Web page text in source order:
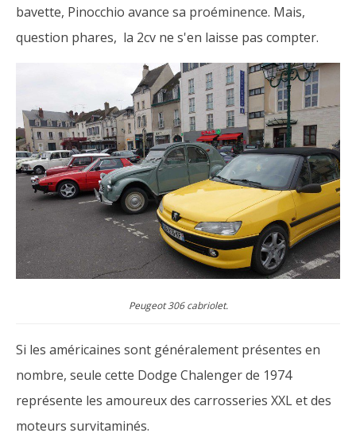
bavette, Pinocchio avance sa proéminence. Mais,
question phares, la 2cv ne s'en laisse pas compter.
Peugeot 306 cabriolet.
Si les américaines sont généralement présentes en
nombre, seule cette Dodge Chalenger de 1974
représente les amoureux des carrosseries XXL et des
moteurs survitaminés.